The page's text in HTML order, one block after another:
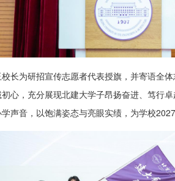
长为研招宣传志愿者代表授旗，并寄语全
心，充分展现北建大学子昂扬奋进、笃行
声音，以饱满姿态与亮眼实绩，为学校